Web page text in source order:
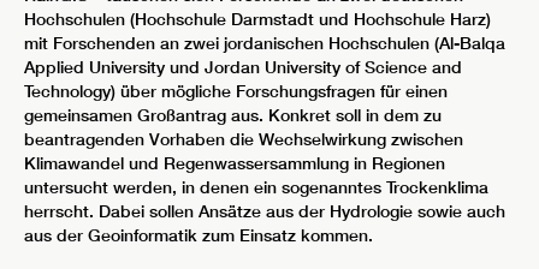
Hochschulen (Hochschule Darmstadt und Hochschule Harz)
mit Forschenden an zwei jordanischen Hochschulen (Al-Balqa
Applied University und Jordan University of Science and
Technology) über mögliche Forschungsfragen für einen
gemeinsamen Großantrag aus. Konkret soll in dem zu
beantragenden Vorhaben die Wechselwirkung zwischen
Klimawandel und Regenwassersammlung in Regionen
untersucht werden, in denen ein sogenanntes Trockenklima
herrscht. Dabei sollen Ansätze aus der Hydrologie sowie auch
aus der Geoinformatik zum Einsatz kommen.